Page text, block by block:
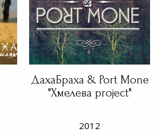
ДахаБраха & Port Mone
"Хмелева project"
2012